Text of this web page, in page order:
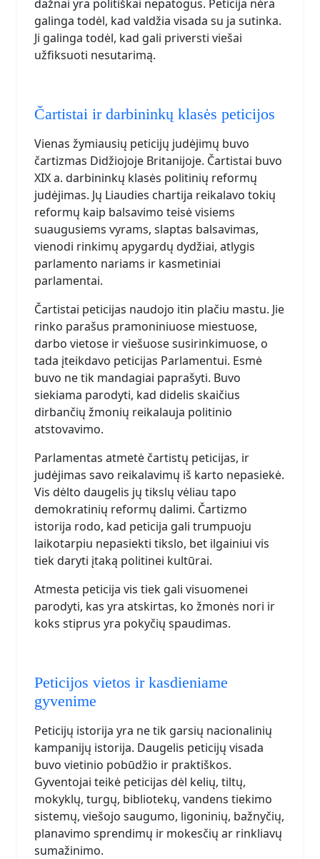
dažnai yra politiškai nepatogus. Peticija nėra
galinga todėl, kad valdžia visada su ja sutinka.
Ji galinga todėl, kad gali priversti viešai
užfiksuoti nesutarimą.
Čartistai ir darbininkų klasės peticijos
Vienas žymiausių peticijų judėjimų buvo
čartizmas Didžiojoje Britanijoje. Čartistai buvo
XIX a. darbininkų klasės politinių reformų
judėjimas. Jų Liaudies chartija reikalavo tokių
reformų kaip balsavimo teisė visiems
suaugusiems vyrams, slaptas balsavimas,
vienodi rinkimų apygardų dydžiai, atlygis
parlamento nariams ir kasmetiniai
parlamentai.
Čartistai peticijas naudojo itin plačiu mastu. Jie
rinko parašus pramoniniuose miestuose,
darbo vietose ir viešuose susirinkimuose, o
tada įteikdavo peticijas Parlamentui. Esmė
buvo ne tik mandagiai paprašyti. Buvo
siekiama parodyti, kad didelis skaičius
dirbančių žmonių reikalauja politinio
atstovavimo.
Parlamentas atmetė čartistų peticijas, ir
judėjimas savo reikalavimų iš karto nepasiekė.
Vis dėlto daugelis jų tikslų vėliau tapo
demokratinių reformų dalimi. Čartizmo
istorija rodo, kad peticija gali trumpuoju
laikotarpiu nepasiekti tikslo, bet ilgainiui vis
tiek daryti įtaką politinei kultūrai.
Atmesta peticija vis tiek gali visuomenei
parodyti, kas yra atskirtas, ko žmonės nori ir
koks stiprus yra pokyčių spaudimas.
Peticijos vietos ir kasdieniame
gyvenime
Peticijų istorija yra ne tik garsių nacionalinių
kampanijų istorija. Daugelis peticijų visada
buvo vietinio pobūdžio ir praktiškos.
Gyventojai teikė peticijas dėl kelių, tiltų,
mokyklų, turgų, bibliotekų, vandens tiekimo
sistemų, viešojo saugumo, ligoninių, bažnyčių,
planavimo sprendimų ir mokesčių ar rinkliavų
sumažinimo.